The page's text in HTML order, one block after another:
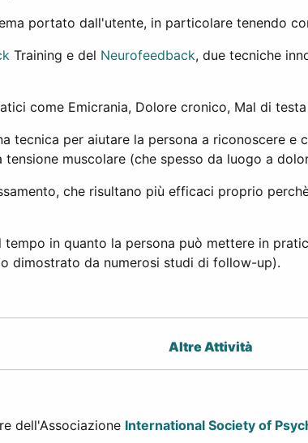
portato dall'utente, in particolare tenendo
Training e del Neurofeedback, due tecniche
come Emicrania, Dolore cronico, Mal di
tecnica per aiutare la persona a riconoscere
muscolare (che spesso da luogo a
che risultano più efficaci proprio
in quanto la persona può mettere in
dimostrato da numerosi studi di follow-up).
Altre Attività
dell'Associazione International Society of